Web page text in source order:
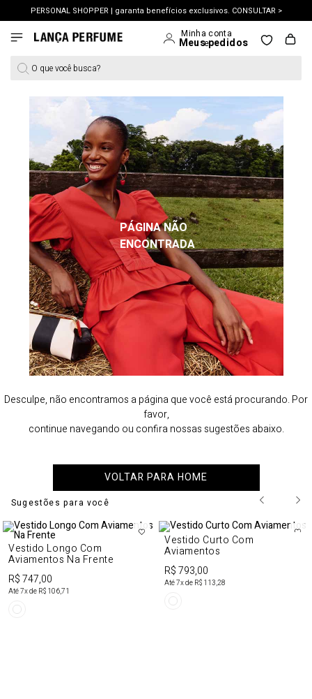
PERSONAL SHOPPER | garanta benefícios exclusivos. CONSULTAR >
OUTLET: Até 65% OFF + 15% na 2ª peça. Confira >
O que você busca?
PÁGINA NÃO
ENCONTRADA
Desculpe, não encontramos a página que você está procurando. Por
favor,
continue navegando ou confira nossas sugestões abaixo.
VOLTAR PARA HOME
Sugestões para você
Vestido Longo Com
Aviamentos Na Frente
R$ 747,00
Até7x de R$ 106,71
Vestido Curto Com
Aviamentos
R$ 793,00
Até7x de R$ 113,28